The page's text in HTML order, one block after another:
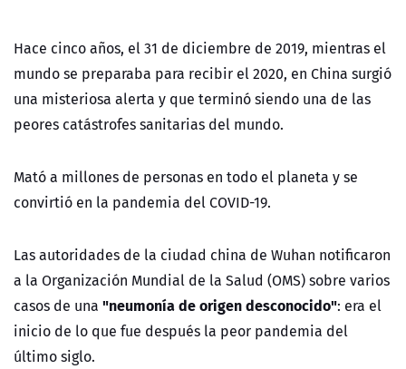
Hace cinco años, el 31 de diciembre de 2019, mientras el
mundo se preparaba para recibir el 2020, en China surgió
una misteriosa alerta y que terminó siendo una de las
peores catástrofes sanitarias del mundo.
Mató a millones de personas en todo el planeta y se
convirtió en la pandemia del COVID-19.
Las autoridades de la ciudad china de Wuhan notificaron
a la Organización Mundial de la Salud (OMS) sobre varios
casos de una "neumonía de origen desconocido": era el
inicio de lo que fue después la peor pandemia del
último siglo.